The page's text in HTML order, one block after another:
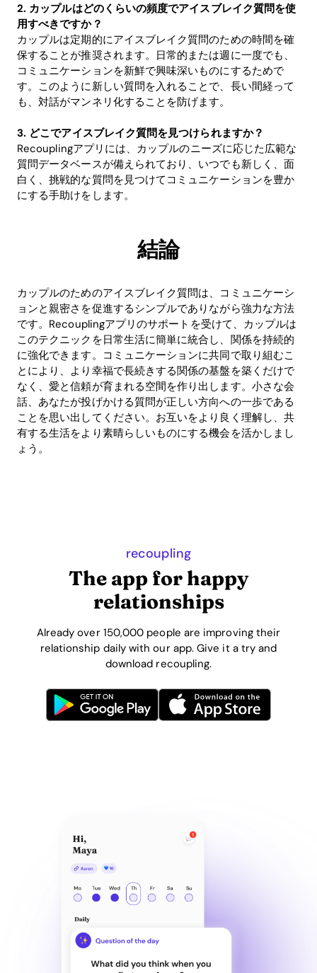
2. カップルはどのくらいの頻度でアイスブレイク質問を使
用すべきですか？
カップルは定期的にアイスブレイク質問のための時間を確
保することが推奨されます。日常的または週に一度でも、
コミュニケーションを新鮮で興味深いものにするためで
す。このように新しい質問を入れることで、長い間経って
も、対話がマンネリ化することを防げます。
3. どこでアイスブレイク質問を見つけられますか？
Recouplingアプリには、カップルのニーズに応じた広範な
質問データベースが備えられており、いつでも新しく、面
白く、挑戦的な質問を見つけてコミュニケーションを豊か
にする手助けをします。
結論
カップルのためのアイスブレイク質問は、コミュニケーシ
ョンと親密さを促進するシンプルでありながら強力な方法
です。Recouplingアプリのサポートを受けて、カップルは
このテクニックを日常生活に簡単に統合し、関係を持続的
に強化できます。コミュニケーションに共同で取り組むこ
とにより、より幸福で長続きする関係の基盤を築くだけで
なく、愛と信頼が育まれる空間を作り出します。小さな会
話、あなたが投げかける質問が正しい方向への一歩である
ことを思い出してください。お互いをより良く理解し、共
有する生活をより素晴らしいものにする機会を活かしまし
ょう。
recoupling
The app for happy
relationships
Already over 150,000 people are improving their
relationship daily with our app. Give it a try and
download recoupling.